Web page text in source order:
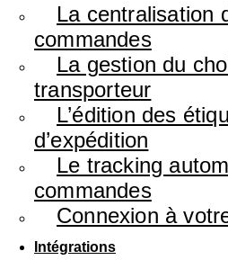
La centralisation
commandes
La gestion du
transporteur
L’édition des
d’expédition
Le tracking
commandes
Connexion à
Intégrations